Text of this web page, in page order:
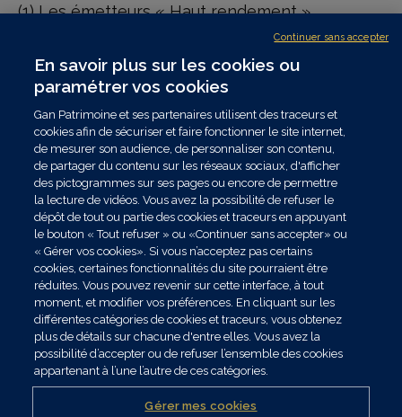
(1) Les émetteurs « Haut rendement »
(spéculatif) correspondent aux émetteurs de
moindre qualité de crédit, les émetteurs de
meilleure qualité étant classés qualité «
Investment Grade » (investissement) : voir
définitions en page 6.
(2) Durant les 5 ans et 8 mois de vie du fonds,
c’est-à-dire jusqu’à la Date d’Échéance (20
septembre 2030).
(3) Hors événement de crédit affectant un ou
plusieurs émetteurs (voir définition en page 6).
Le risque de perte en capital peut être total.
(4) Le fonds a une durée de vie de 5 ans et 8
mois, avec date d’échéance définie (voir
définition en page 6).
(5) L’investissement sur ce support étant
recommandé sur une durée de 5 ans et 8 mois,
une pénalité de 3,50 % du montant désinvesti
est applicable pour toute sortie anticipée (hors
dénouement du contrat par rachat total ou
décès) avant son échéance.
(6) À l’échéance du fonds, nets de frais de
gestion du fonds (hors frais de contrat)
En savoir plus sur les cookies ou
paramétrer vos cookies
Gan Patrimoine et ses partenaires utilisent des traceurs et
cookies afin de sécuriser et faire fonctionner le site internet,
de mesurer son audience, de personnaliser son contenu,
de partager du contenu sur les réseaux sociaux, d'afficher
des pictogrammes sur ses pages ou encore de permettre
la lecture de vidéos. Vous avez la possibilité de refuser le
dépôt de tout ou partie des cookies et traceurs en appuyant
le bouton « Tout refuser » ou «Continuer sans accepter» ou
« Gérer vos cookies». Si vous n’acceptez pas certains
cookies, certaines fonctionnalités du site pourraient être
réduites. Vous pouvez revenir sur cette interface, à tout
moment, et modifier vos préférences. En cliquant sur les
différentes catégories de cookies et traceurs, vous obtenez
plus de détails sur chacune d'entre elles. Vous avez la
possibilité d’accepter ou de refuser l’ensemble des cookies
appartenant à l’une l’autre de ces catégories.
Gérer mes cookies
Continuer sans accepter